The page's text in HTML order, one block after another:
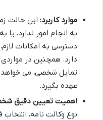
موارد کاربرد: این حالت
به انجام امور ندارد،
دسترسی به امکانات
دارد. همچنین در
تمایل شخصی، می خواهد
عهده بگیرد.
اهمیت تعیین دقیق
نوع وکالت نامه،